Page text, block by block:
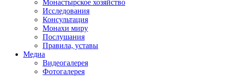
Монастырское хозяйство
Исследования
Консультация
Монахи миру
Послушания
Правила, уставы
Медиа
Видеогалерея
Фотогалерея